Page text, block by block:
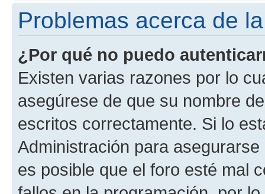
Problemas acerca de
¿Por qué no puedo
Existen varias razones por lo
asegúrese de que su nombre
escritos correctamente. Si lo
Administración para
es posible que el foro esté mal